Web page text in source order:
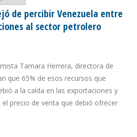
de percibir Venezuela entre
al sector petrolero
Tamara Herrera, directora de
que 65% de esos recursos que
a la caída en las exportaciones y
precio de venta que debió ofrecer